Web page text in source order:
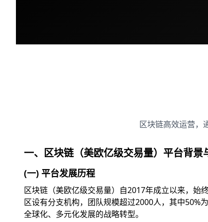
区块链高效运营，
一、区块链（美欧亿级交易量）平台背景
(一) 平台发展历程
区块链（美欧亿级交易量）自2017年成立以来，始
区设有分支机构，团队规模超过2000人，其中50%
全球化、多元化发展的战略转型。